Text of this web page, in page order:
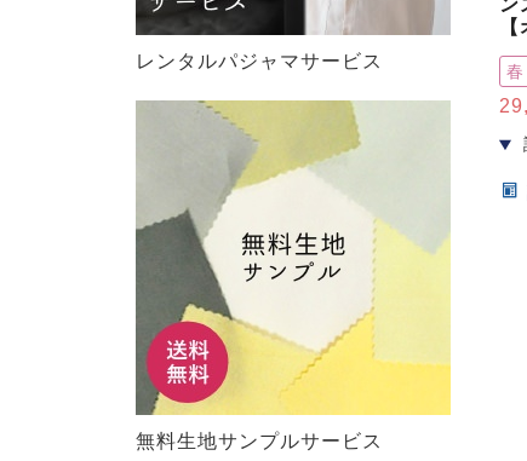
レンタルパジャマサービス
無料生地サンプルサービス
ン
春